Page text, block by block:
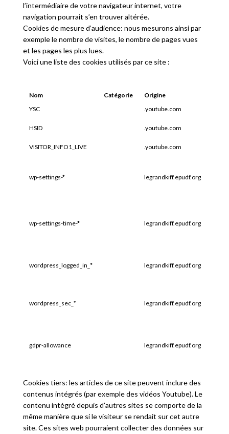
l’intermédiaire de votre navigateur internet, votre
navigation pourrait s’en trouver altérée.
Cookies de mesure d’audience: nous mesurons ainsi par
exemple le nombre de visites, le nombre de pages vues
et les pages les plus lues.
Voici une liste des cookies utilisés par ce site :
Nom Catégorie Origine
YSC
.youtube.com
HSID .youtube.com
VISITOR_INFO1_LIVE .youtube.com
wp-settings-* legrandkiff.epudf.org
wp-settings-time-* legrandkiff.epudf.org
wordpress_logged_in_* legrandkiff.epudf.org
wordpress_sec_* legrandkiff.epudf.org
gdpr-allowance legrandkiff.epudf.org
Cookies tiers: les articles de ce site peuvent inclure des
contenus intégrés (par exemple des vidéos Youtube). Le
contenu intégré depuis d’autres sites se comporte de la
même manière que si le visiteur se rendait sur cet autre
site. Ces sites web pourraient collecter des données sur